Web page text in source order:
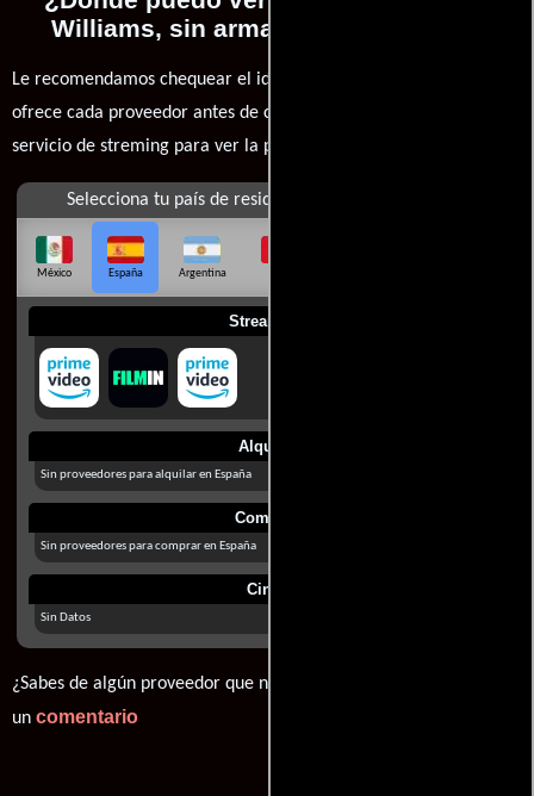
Williams, sin armas pero mortífero?
Le recomendamos chequear el idioma, doblaje o subtítulos que
ofrece cada proveedor antes de comprar, alquilar o contratar un
servicio de streming para ver la películas.
Selecciona tu país de residencia
México España Argentina
Streaming
Alquilar
Sin proveedores para alquilar en España
Comprar
Sin proveedores para comprar en España
Cines
Sin Datos
¿Sabes de algún proveedor que no estamos mostrando? déjanos
un comentario